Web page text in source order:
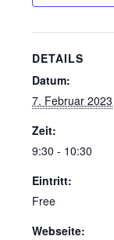
DETAILS
Datum:
7. Februar 2023
Zeit:
9:30 - 10:30
Eintritt:
Free
Webseite: